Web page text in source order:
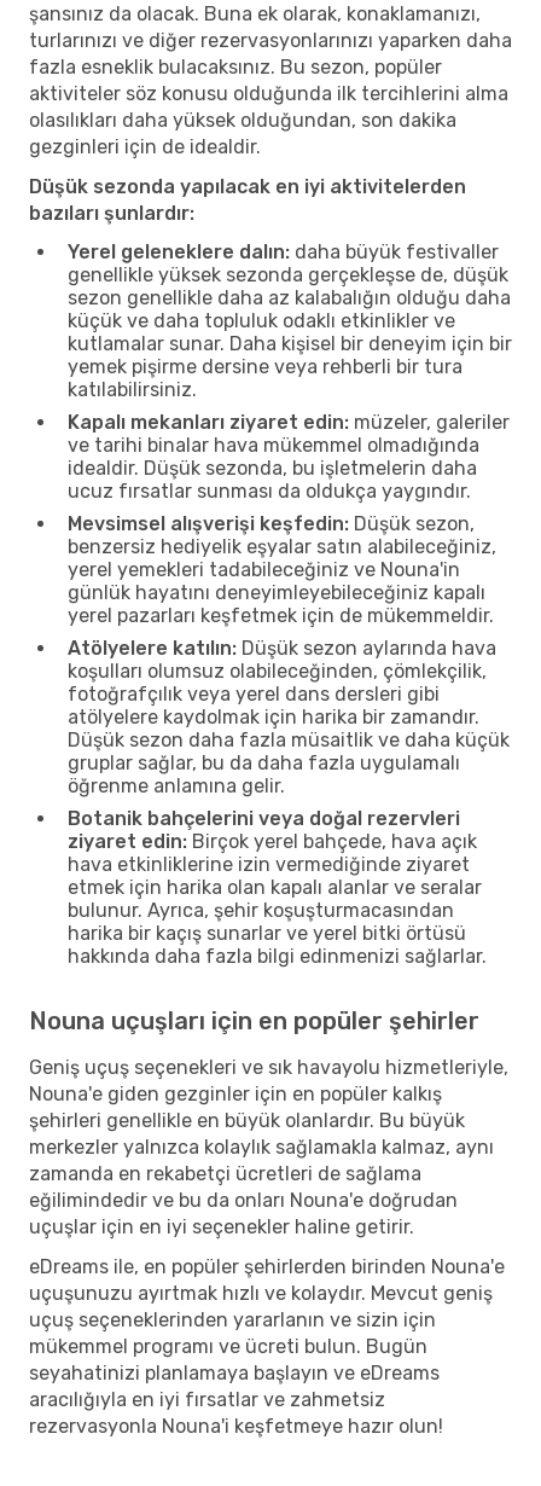
şansınız da olacak. Buna ek olarak, konaklamanızı,
turlarınızı ve diğer rezervasyonlarınızı yaparken daha
fazla esneklik bulacaksınız. Bu sezon, popüler
aktiviteler söz konusu olduğunda ilk tercihlerini alma
olasılıkları daha yüksek olduğundan, son dakika
gezginleri için de idealdir.
Düşük sezonda yapılacak en iyi aktivitelerden
bazıları şunlardır:
Yerel geleneklere dalın: daha büyük festivaller
genellikle yüksek sezonda gerçekleşse de, düşük
sezon genellikle daha az kalabalığın olduğu daha
küçük ve daha topluluk odaklı etkinlikler ve
kutlamalar sunar. Daha kişisel bir deneyim için bir
yemek pişirme dersine veya rehberli bir tura
katılabilirsiniz.
Kapalı mekanları ziyaret edin: müzeler, galeriler
ve tarihi binalar hava mükemmel olmadığında
idealdir. Düşük sezonda, bu işletmelerin daha
ucuz fırsatlar sunması da oldukça yaygındır.
Mevsimsel alışverişi keşfedin: Düşük sezon,
benzersiz hediyelik eşyalar satın alabileceğiniz,
yerel yemekleri tadabileceğiniz ve Nouna'in
günlük hayatını deneyimleyebileceğiniz kapalı
yerel pazarları keşfetmek için de mükemmeldir.
Atölyelere katılın: Düşük sezon aylarında hava
koşulları olumsuz olabileceğinden, çömlekçilik,
fotoğrafçılık veya yerel dans dersleri gibi
atölyelere kaydolmak için harika bir zamandır.
Düşük sezon daha fazla müsaitlik ve daha küçük
gruplar sağlar, bu da daha fazla uygulamalı
öğrenme anlamına gelir.
Botanik bahçelerini veya doğal rezervleri
ziyaret edin: Birçok yerel bahçede, hava açık
hava etkinliklerine izin vermediğinde ziyaret
etmek için harika olan kapalı alanlar ve seralar
bulunur. Ayrıca, şehir koşuşturmacasından
harika bir kaçış sunarlar ve yerel bitki örtüsü
hakkında daha fazla bilgi edinmenizi sağlarlar.
Nouna uçuşları için en popüler şehirler
Geniş uçuş seçenekleri ve sık havayolu hizmetleriyle,
Nouna'e giden gezginler için en popüler kalkış
şehirleri genellikle en büyük olanlardır. Bu büyük
merkezler yalnızca kolaylık sağlamakla kalmaz, aynı
zamanda en rekabetçi ücretleri de sağlama
eğilimindedir ve bu da onları Nouna'e doğrudan
uçuşlar için en iyi seçenekler haline getirir.
eDreams ile, en popüler şehirlerden birinden Nouna'e
uçuşunuzu ayırtmak hızlı ve kolaydır. Mevcut geniş
uçuş seçeneklerinden yararlanın ve sizin için
mükemmel programı ve ücreti bulun. Bugün
seyahatinizi planlamaya başlayın ve eDreams
aracılığıyla en iyi fırsatlar ve zahmetsiz
rezervasyonla Nouna'i keşfetmeye hazır olun!